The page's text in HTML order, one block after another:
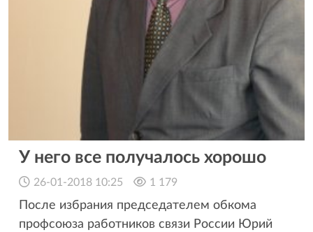
У него все получалось хорошо
26-01-2018 10:25 1 179
После избрания председателем обкома
профсоюза работников связи России Юрий